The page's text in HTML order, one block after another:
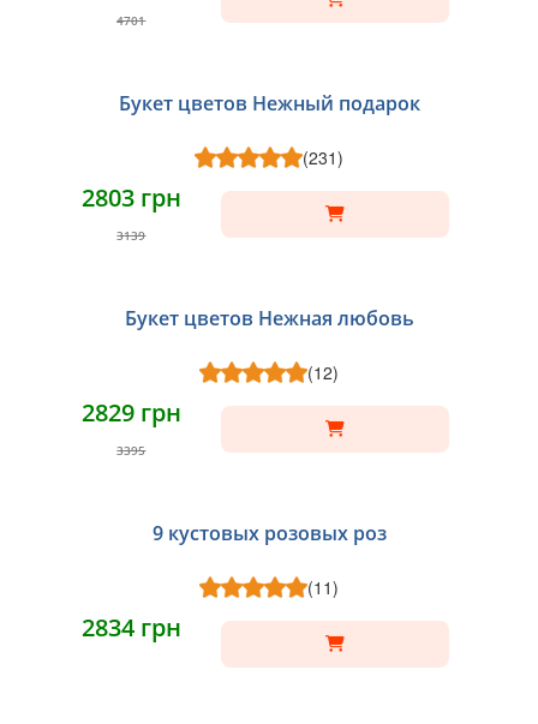
4701
Букет цветов Нежный подарок
(231)
2803 грн
3139
Букет цветов Нежная любовь
(12)
2829 грн
3395
9 кустовых розовых роз
(11)
2834 грн